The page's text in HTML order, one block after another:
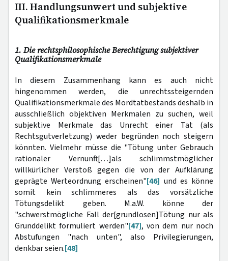
III. Handlungsunwert und subjektive
Qualifikationsmerkmale
1. Die rechtsphilosophische Berechtigung subjektiver
Qualifikationsmerkmale
In diesem Zusammenhang kann es auch nicht
hingenommen werden, die unrechtssteigernden
Qualifikationsmerkmale des Mordtatbestands deshalb in
ausschließlich objektiven Merkmalen zu suchen, weil
subjektive Merkmale das Unrecht einer Tat (als
Rechtsgutverletzung) weder begründen noch steigern
könnten. Vielmehr müsse die "Tötung unter Gebrauch
rationaler Vernunft[…]als schlimmstmöglicher
willkürlicher Verstoß gegen die von der Aufklärung
geprägte Werteordnung erscheinen"[46] und es könne
somit kein schlimmeres als das vorsätzliche
Tötungsdelikt geben. M.a.W. könne der
"schwerstmögliche Fall der[grundlosen]Tötung nur als
Grunddelikt formuliert werden"[47], von dem nur noch
Abstufungen "nach unten", also Privilegierungen,
denkbar seien.[48]